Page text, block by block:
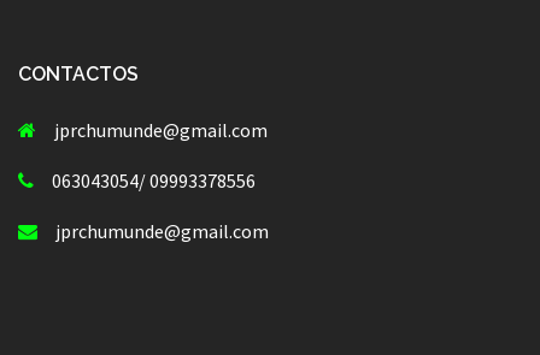
CONTACTOS
jprchumunde@gmail.com
063043054/ 09993378556
jprchumunde@gmail.com